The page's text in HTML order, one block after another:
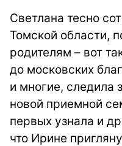
Светлана тесно
Томской области,
родителям – вот
до московских
и многие, следила
новой приемной
первых узнала и
что Ирине